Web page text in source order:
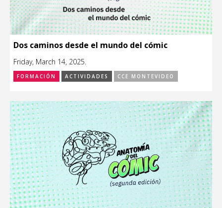
Dos caminos desde el mundo del cómic
Friday, March 14, 2025.
FORMACIÓN ACTIVIDADES CCE MONTEVIDEO